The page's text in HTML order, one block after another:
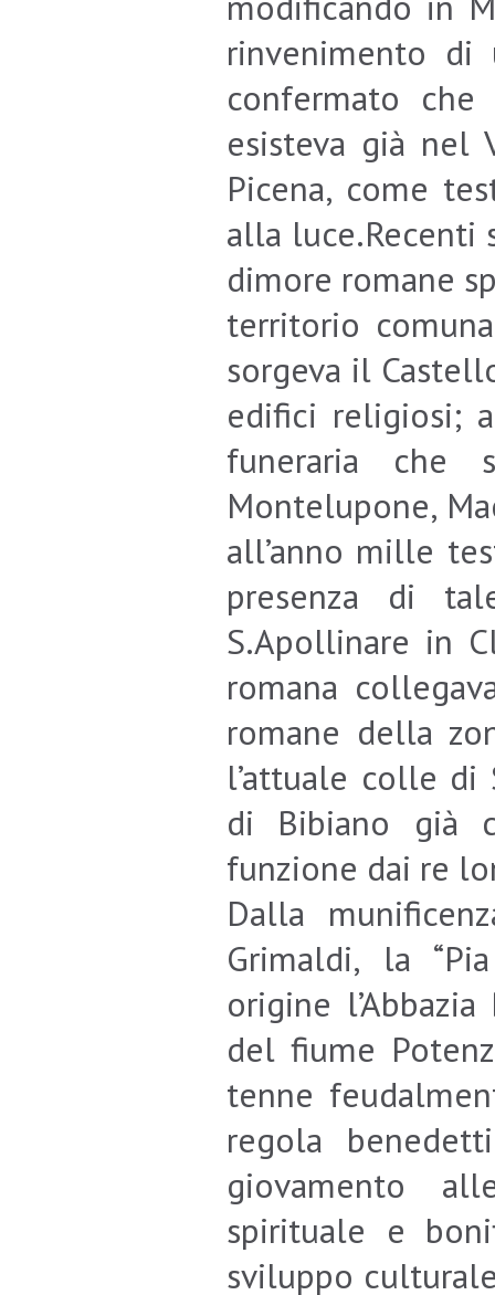
rinvenimento di
confermato
esisteva già nel
Picena, come
alla luce.Recenti
dimore romane
territorio
sorgeva il
edifici religiosi;
funeraria
Montelupone,
all’anno mille
presenza di
S.Apollinare in
romana
romane della
l’attuale colle
di Bibiano già
funzione dai re
Dalla
Grimaldi, la
origine
del fiume
tenne
regola
giovamento
spirituale e
sviluppo